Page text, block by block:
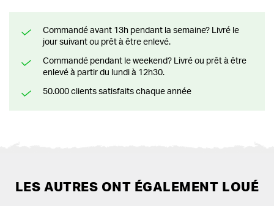
Commandé avant 13h pendant la semaine? Livré le
jour suivant ou prêt à être enlevé.
Commandé pendant le weekend? Livré ou prêt à être
enlevé à partir du lundi à 12h30.
50.000 clients satisfaits chaque année
LES AUTRES ONT ÉGALEMENT LOUÉ